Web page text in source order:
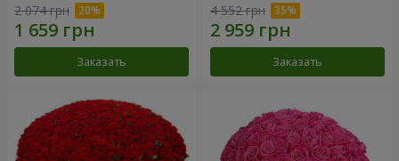
2 074 грн
Заказать
4 552 грн
Заказать